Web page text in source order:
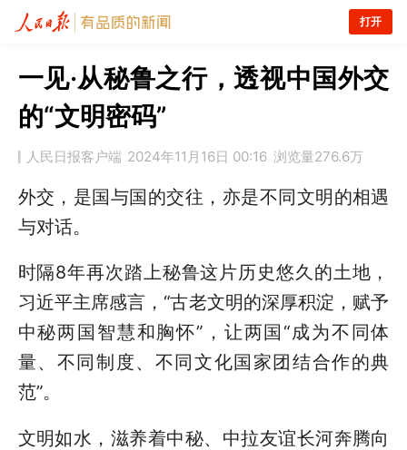
打开
一见·从秘鲁之行，透视中国外交
的“文明密码”
人民日报客户端 2024年11月16日 00:16 浏览量276.6万
外交，是国与国的交往，亦是不同文明的相遇
与对话。
时隔8年再次踏上秘鲁这片历史悠久的土地，
习近平主席感言，“古老文明的深厚积淀，赋予
中秘两国智慧和胸怀”，让两国“成为不同体
量、不同制度、不同文化国家团结合作的典
范”。
文明如水，滋养着中秘、中拉友谊长河奔腾向